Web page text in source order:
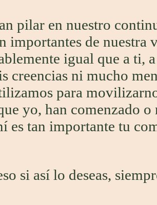
pilar en nuestro
importantes de
igual que a ti,
creencias ni mucho
para
yo, han comenzado
es tan importante tu
si así lo deseas,